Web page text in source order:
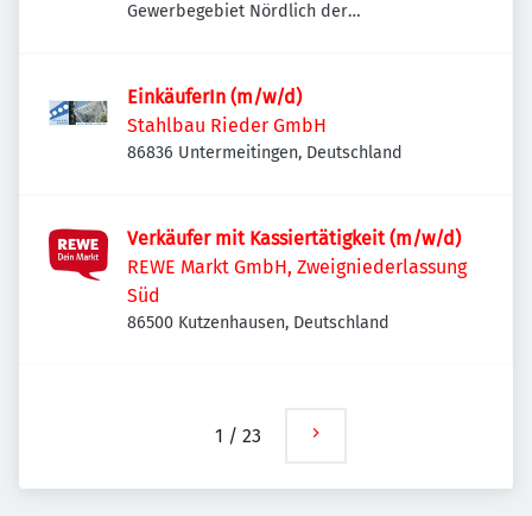
Gewerbegebiet Nördlich der
EinkäuferIn (m/w/d)
Stahlbau Rieder GmbH
86836 Untermeitingen, Deutschland
Verkäufer mit Kassiertätigkeit (m/w/d)
REWE Markt GmbH, Zweigniederlassung
Süd
86500 Kutzenhausen, Deutschland
1 / 23